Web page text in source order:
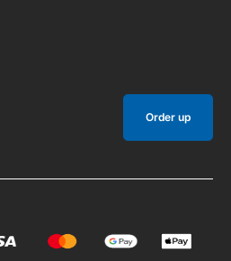
Order up